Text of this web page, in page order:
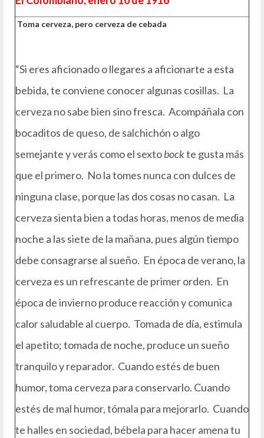
Toma cerveza, pero cerveza de cebada
“Si eres aficionado o llegares a aficionarte a esta
bebida, te conviene conocer algunas cosillas. La
cerveza no sabe bien sino fresca. Acompáñala con
bocaditos de queso, de salchichón o algo
semejante y verás como el sextobockte gusta más
que el primero. No la tomes nunca con dulces de
ninguna clase, porque las dos cosas no casan. La
cerveza sienta bien a todas horas, menos de media
noche a las siete de la mañana, pues algún tiempo
debe consagrarse al sueño. En época de verano, la
cerveza es un refrescante de primer orden. En
época de invierno produce reacción y comunica
calor saludable al cuerpo. Tomada de día, estimula
el apetito; tomada de noche, produce un sueño
tranquilo y reparador. Cuando estés de buen
humor, toma cerveza para conservarlo. Cuando
estés de mal humor, tómala para mejorarlo. Cuando
te halles en sociedad, bébela para hacer amena tu